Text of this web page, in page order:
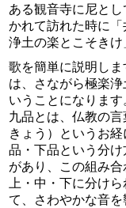
ある観音寺に尼と
かれて訪れた時に
浄土の楽とこそきけ
歌を簡単に説明し
は、さながら極楽
いうことになります
九品とは、仏教の
きょう）というお
品・下品という分
があり、この組み
上・中・下に分け
て、さわやかな音